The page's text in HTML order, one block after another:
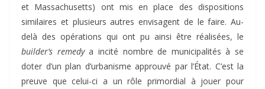
et Massachusetts) ont mis en place des dispositions
similaires et plusieurs autres envisagent de le faire. Au-
delà des opérations qui ont pu ainsi être réalisées, le
builder’s remedya incité nombre de municipalités à se
doter d’un plan d’urbanisme approuvé par l’État. C’est la
preuve que celui-ci a un rôle primordial à jouer pour